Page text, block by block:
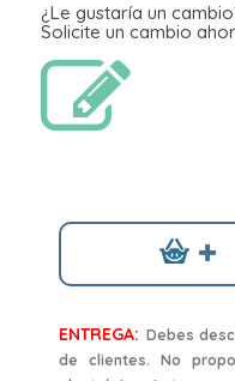
¿Le gustaría un
Solicite un cambio
ENTREGA: Debes
de clientes. No